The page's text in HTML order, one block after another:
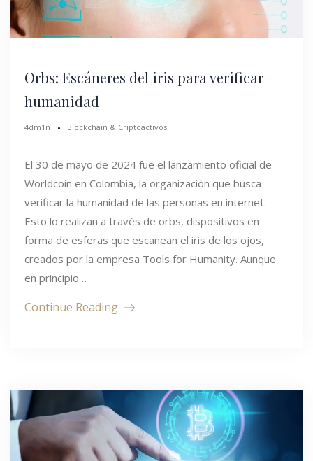
Orbs: Escáneres del iris para verificar
humanidad
4dm1n Blockchain & Criptoactivos
El 30 de mayo de 2024 fue el lanzamiento oficial de
Worldcoin en Colombia, la organización que busca
verificar la humanidad de las personas en internet.
Esto lo realizan a través de orbs, dispositivos en
forma de esferas que escanean el iris de los ojos,
creados por la empresa Tools for Humanity. Aunque
en principio…
Continue Reading